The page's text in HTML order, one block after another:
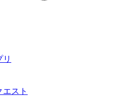
スト